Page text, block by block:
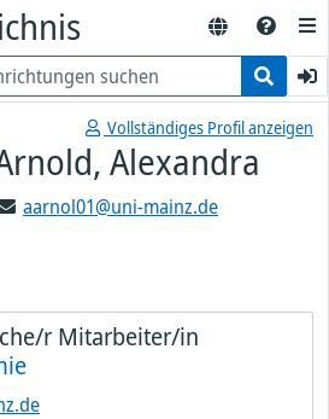
Vollständiges Profil anzeigen
Alexandra
aarnol01@uni-mainz.de
r Mitarbeiter/in